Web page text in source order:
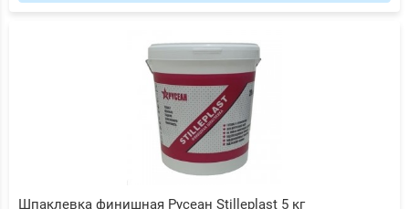
Шпаклевка финишная Русеан Stilleplast 5 кг